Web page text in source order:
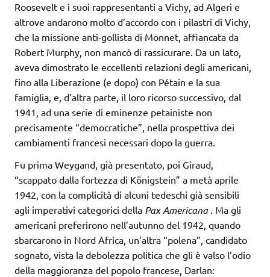
Roosevelt e i suoi rappresentanti a Vichy, ad Algeri e
altrove andarono molto d’accordo con i pilastri di Vichy,
che la missione anti-gollista di Monnet, affiancata da
Robert Murphy, non mancò di rassicurare. Da un lato,
aveva dimostrato le eccellenti relazioni degli americani,
fino alla Liberazione (e dopo) con Pétain e la sua
famiglia, e, d’altra parte, il loro ricorso successivo, dal
1941, ad una serie di eminenze petainiste non
precisamente “democratiche”, nella prospettiva dei
cambiamenti francesi necessari dopo la guerra.
Fu prima Weygand, già presentato, poi Giraud,
“scappato dalla fortezza di Königstein” a metà aprile
1942, con la complicità di alcuni tedeschi già sensibili
agli imperativi categorici della Pax Americana. Ma gli
americani preferirono nell’autunno del 1942, quando
sbarcarono in Nord Africa, un’altra “polena”, candidato
sognato, vista la debolezza politica che gli è valso l’odio
della maggioranza del popolo francese, Darlan: